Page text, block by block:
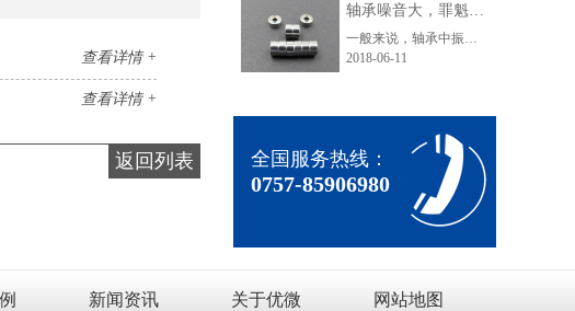
查看详情 +
查看详情 +
返回列表
轴承噪音大，罪魁祸首竟是它！
一般来说，轴承中振动的产生，滚动轴承本身不产生噪音，通常感觉的“轴承噪音”事实上是轴承直接或间接地与周围结构产生振动的声音效应。这就是为什么许多时候噪音问题可被视为涉及到整个轴承应用的振动问题。(1)因加载滚动体数量变化而产生的激振：当一个径向负荷加载于某个轴承时，其承载负荷的滚动体数量在运行中......
2018-06-11
全国服务热线：
0757-85906980
新闻资讯 关于优微 网站地图